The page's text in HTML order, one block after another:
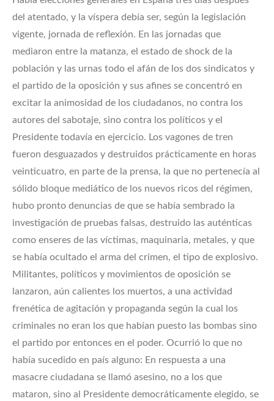
del atentado, y la víspera debía ser, según la legislación
vigente, jornada de reflexión. En las jornadas que
mediaron entre la matanza, el estado de shock de la
población y las urnas todo el afán de los dos sindicatos y
el partido de la oposición y sus afines se concentró en
excitar la animosidad de los ciudadanos, no contra los
autores del sabotaje, sino contra los políticos y el
Presidente todavía en ejercicio. Los vagones de tren
fueron desguazados y destruidos prácticamente en horas
veinticuatro, en parte de la prensa, la que no pertenecía al
sólido bloque mediático de los nuevos ricos del régimen,
hubo pronto denuncias de que se había sembrado la
investigación de pruebas falsas, destruido las auténticas
como enseres de las víctimas, maquinaria, metales, y que
se había ocultado el arma del crimen, el tipo de explosivo.
Militantes, políticos y movimientos de oposición se
lanzaron, aún calientes los muertos, a una actividad
frenética de agitación y propaganda según la cual los
criminales no eran los que habían puesto las bombas sino
el partido por entonces en el poder. Ocurrió lo que no
había sucedido en país alguno: En respuesta a una
masacre ciudadana se llamó asesino, no a los que
mataron, sino al Presidente democráticamente elegido, se